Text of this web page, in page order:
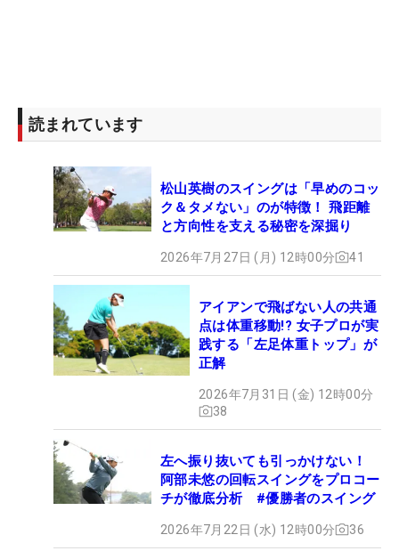
読まれています
松山英樹のスイングは「早めのコッ
ク＆タメない」のが特徴！ 飛距離
と方向性を支える秘密を深掘り
2026年7月27日 (月) 12時00分 41
アイアンで飛ばない人の共通
点は体重移動!? 女子プロが実
践する「左足体重トップ」が
正解
2026年7月31日 (金) 12時00分
38
左へ振り抜いても引っかけない！
阿部未悠の回転スイングをプロコー
チが徹底分析 #優勝者のスイング
2026年7月22日 (水) 12時00分 36